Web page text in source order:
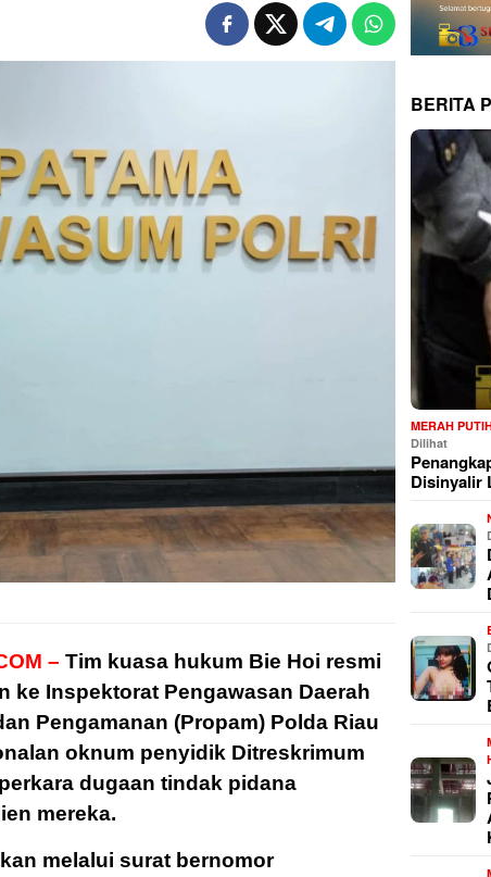
– Tim kuasa hukum Bie Hoi resmi
ke Inspektorat Pengawasan Daerah
Pengamanan (Propam) Polda Riau
oknum penyidik Ditreskrimum
dugaan tindak pidana
mereka.
melalui surat bernomor
BERITA
MERAH
Dilihat
Disinyalir